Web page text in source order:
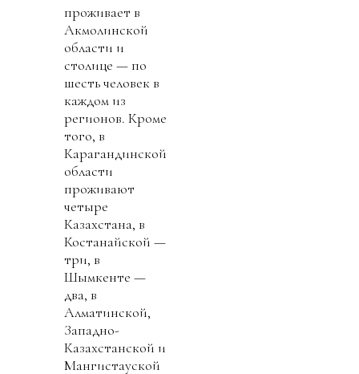
проживает в
Акмолинской
области и
столице — по
шесть человек в
каждом из
регионов. Кроме
того, в
Карагандинской
области
проживают
четыре
Казахстана, в
Костанайской —
три, в
Шымкенте —
два, в
Алматинской,
Западно-
Казахстанской и
Мангистауской